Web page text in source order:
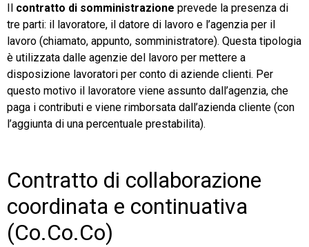
contratto di somministrazione prevede la presenza di
tre parti: il lavoratore, il datore di lavoro e l’agenzia per il
lavoro (chiamato, appunto, somministratore). Questa tipologia
è utilizzata dalle agenzie del lavoro per mettere a
disposizione lavoratori per conto di aziende clienti. Per
questo motivo il lavoratore viene assunto dall’agenzia, che
paga i contributi e viene rimborsata dall’azienda cliente (con
l’aggiunta di una percentuale prestabilita).
Contratto di collaborazione
coordinata e continuativa
(Co.Co.Co)